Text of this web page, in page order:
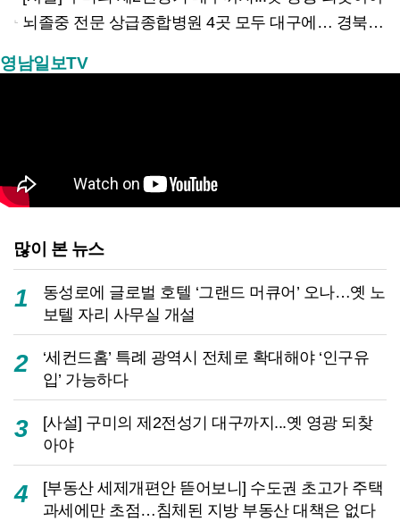
뇌졸중 전문 상급종합병원 4곳 모두 대구에… 경북은 골든타임 사각지대
영남일보TV
많이 본 뉴스
1
동성로에 글로벌 호텔 ‘그랜드 머큐어’ 오나…옛 노
보텔 자리 사무실 개설
2
‘세컨드홈’ 특례 광역시 전체로 확대해야 ‘인구유
입’ 가능하다
3
[사설] 구미의 제2전성기 대구까지...옛 영광 되찾
아야
4
[부동산 세제개편안 뜯어보니] 수도권 초고가 주택
과세에만 초점…침체된 지방 부동산 대책은 없다